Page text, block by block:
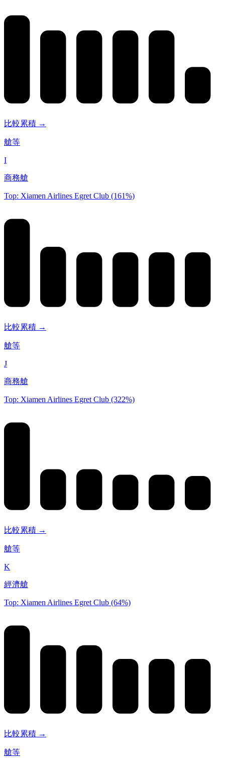
比較累積 →
艙等
I
商務艙
Top: Xiamen Airlines Egret Club (161%)
比較累積 →
艙等
J
商務艙
Top: Xiamen Airlines Egret Club (322%)
比較累積 →
艙等
K
經濟艙
Top: Xiamen Airlines Egret Club (64%)
比較累積 →
艙等